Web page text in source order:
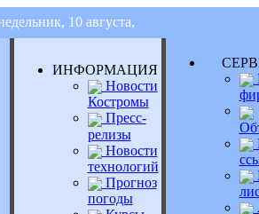
10 августа,
ИНФОРМАЦИЯ
Новости
Костромы
Пресс-
релизы
Новости
технологий
Прогноз
погоды